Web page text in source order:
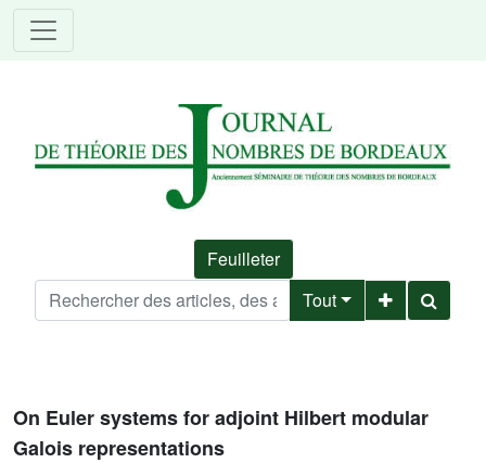
Feuilleter
Tout
On Euler systems for adjoint Hilbert modular
Galois representations